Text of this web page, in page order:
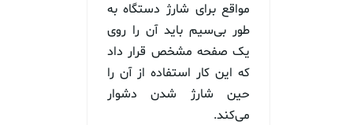
مواقع برای شارژ دستگاه به
طور بی‌سیم باید آن را روی
یک صفحه مشخص قرار داد
که این کار استفاده از آن را
حین شارژ شدن دشوار
می‌کند.